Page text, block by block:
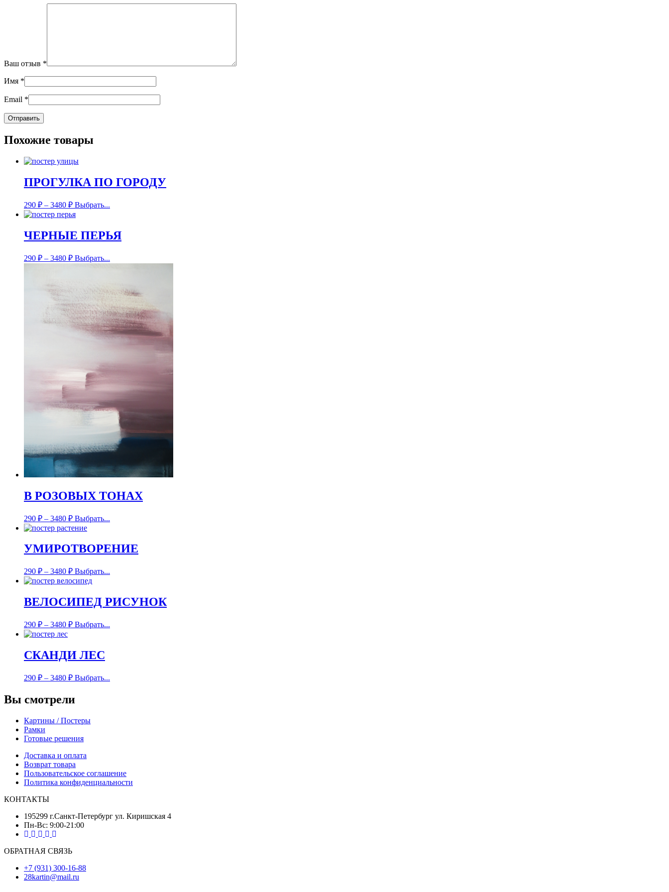
Ваш отзыв *
Имя *
Email *
Похожие товары
ПРОГУЛКА ПО ГОРОДУ
290 ₽ – 3480 ₽ Выбрать...
ЧЕРНЫЕ ПЕРЬЯ
290 ₽ – 3480 ₽ Выбрать...
В РОЗОВЫХ ТОНАХ
290 ₽ – 3480 ₽ Выбрать...
УМИРОТВОРЕНИЕ
290 ₽ – 3480 ₽ Выбрать...
ВЕЛОСИПЕД РИСУНОК
290 ₽ – 3480 ₽ Выбрать...
СКАНДИ ЛЕС
290 ₽ – 3480 ₽ Выбрать...
Вы смотрели
Картины / Постеры
Рамки
Готовые решения
Доставка и оплата
Возврат товара
Пользовательское соглашение
Политика конфиденциальности
КОНТАКТЫ
195299 г.Санкт-Петербург ул. Киришская 4
Пн-Вс: 9:00-21:00
ОБРАТНАЯ СВЯЗЬ
+7 (931) 300-16-88
28kartin@mail.ru